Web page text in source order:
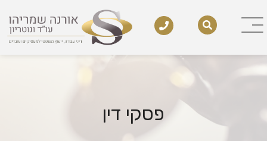
פסקי דין